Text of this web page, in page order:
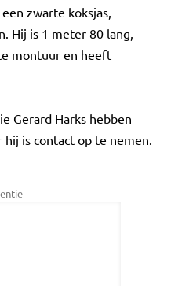
zwarte koksjas,
Hij is 1 meter 80 lang,
montuur en heeft
Gerard Harks hebben
is contact op te nemen.